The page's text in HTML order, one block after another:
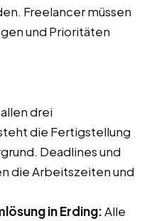
Freelancer müssen
und Prioritäten
drei
die Fertigstellung
Deadlines und
die Arbeitszeiten und
in Erding:Alle